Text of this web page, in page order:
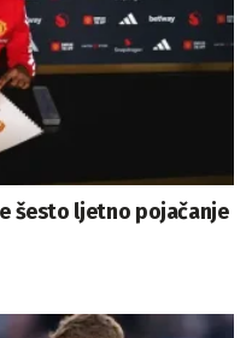
šesto ljetno pojačanje